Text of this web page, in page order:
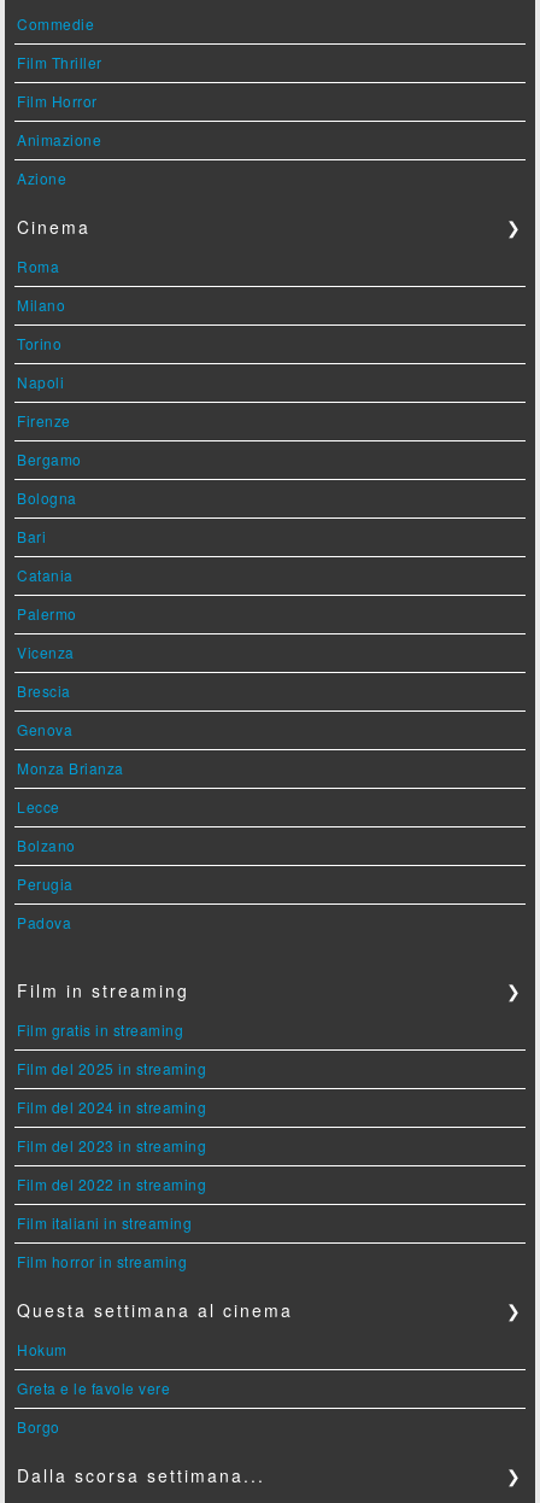
Commedie
Film Thriller
Film Horror
Animazione
Azione
Cinema ❯
Roma
Milano
Torino
Napoli
Firenze
Bergamo
Bologna
Bari
Catania
Palermo
Vicenza
Brescia
Genova
Monza Brianza
Lecce
Bolzano
Perugia
Padova
Film in streaming ❯
Film gratis in streaming
Film del 2025 in streaming
Film del 2024 in streaming
Film del 2023 in streaming
Film del 2022 in streaming
Film italiani in streaming
Film horror in streaming
Questa settimana al cinema ❯
Hokum
Greta e le favole vere
Borgo
Dalla scorsa settimana... ❯